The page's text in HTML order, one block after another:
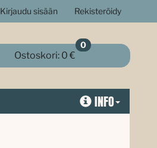
Kirjaudu sisään Rekisteröidy
Ostoskori:0 €
0
INFO